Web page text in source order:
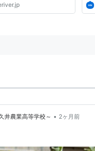
井農業高等学校～ • 2ヶ月前